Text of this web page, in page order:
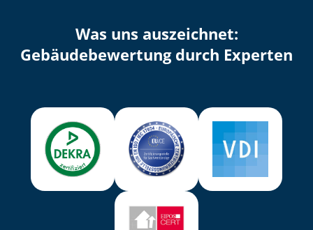
Was uns auszeichnet:
Ge­bäu­de­be­wer­tung durch Experten